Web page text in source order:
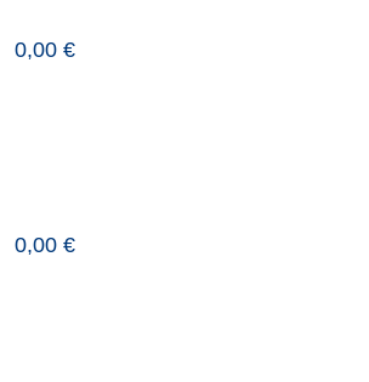
0,00 €
0,00 €